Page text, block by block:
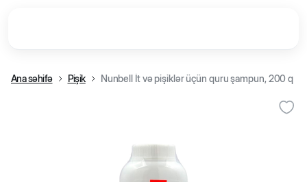
Ana səhifə Pişik Nunbell İt və pişiklər üçün quru şampun, 200 q